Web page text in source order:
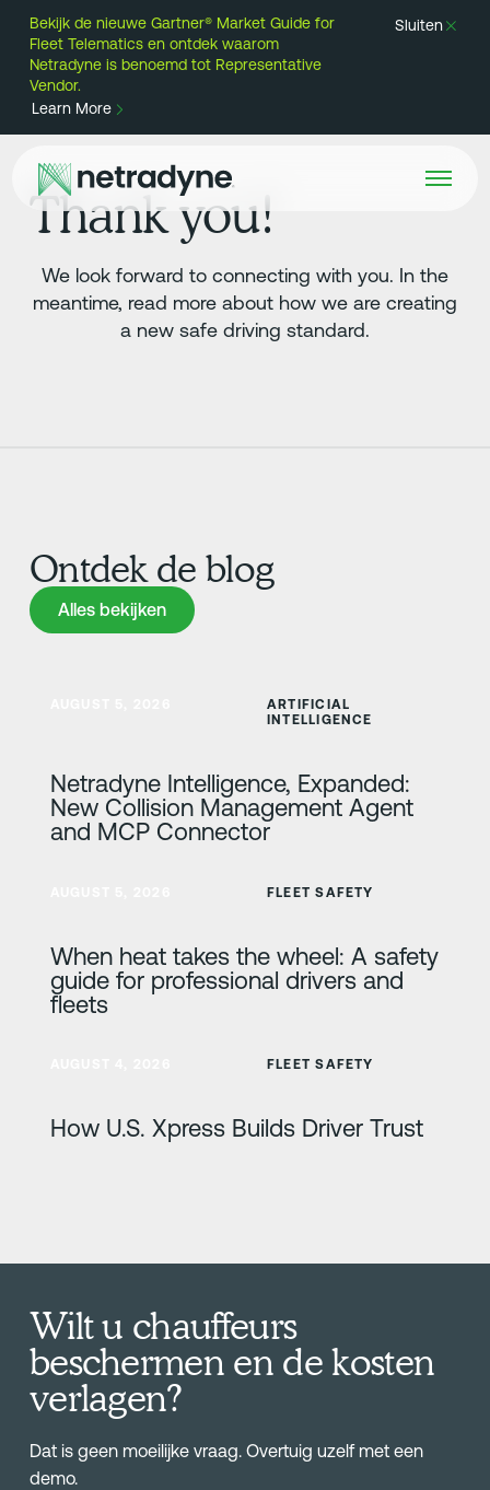
Bekijk de nieuwe Gartner® Market Guide for
Fleet Telematics en ontdek waarom
Netradyne is benoemd tot Representative
Vendor.
Learn More
Sluiten
Thank you!
We look forward to connecting with you. In the
meantime, read more about how we are creating
a new safe driving standard.
Ontdek de blog
Alles bekijken
Alles bekijken
ARTIFICIAL
INTELLIGENCE
Netradyne Intelligence, Expanded:
New Collision Management Agent
and MCP Connector
FLEET SAFETY
When heat takes the wheel: A safety
guide for professional drivers and
fleets
FLEET SAFETY
How U.S. Xpress Builds Driver Trust
Wilt u chauffeurs
beschermen en de kosten
verlagen?
Dat is geen moeilijke vraag. Overtuig uzelf met een
demo.